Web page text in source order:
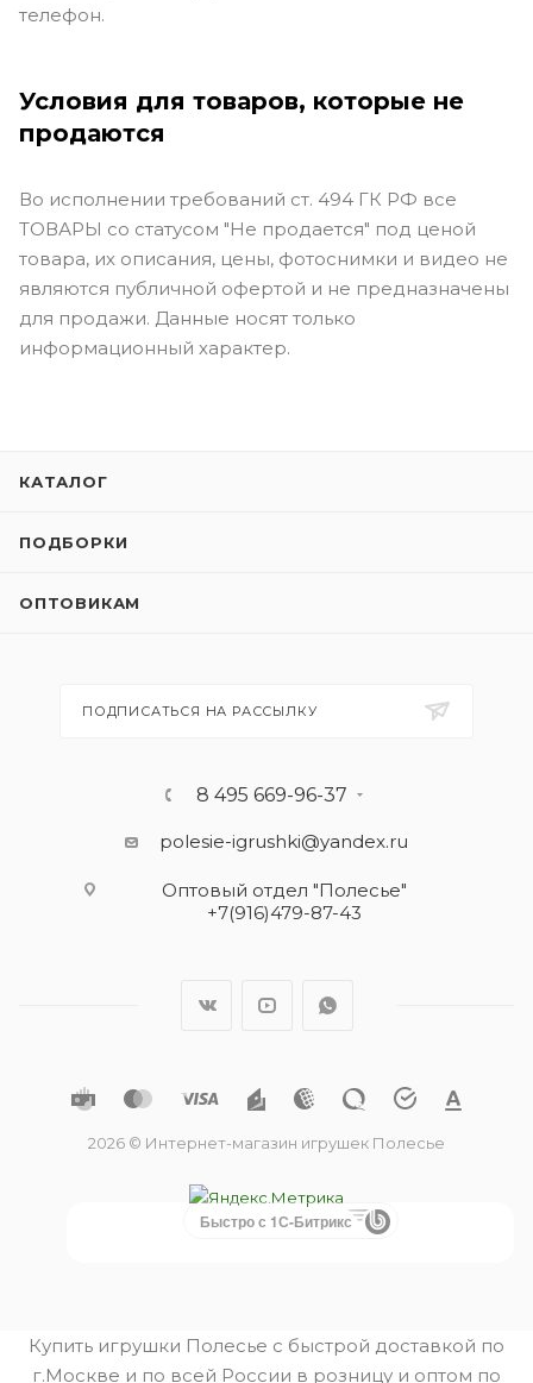
телефон.
Условия для товаров, которые не
продаются
Во исполнении требований ст. 494 ГК РФ все
ТОВАРЫ со статусом "Не продается" под ценой
товара, их описания, цены, фотоснимки и видео не
являются публичной офертой и не предназначены
для продажи. Данные носят только
информационный характер.
КАТАЛОГ
ПОДБОРКИ
ОПТОВИКАМ
ПОДПИСАТЬСЯ НА РАССЫЛКУ
8 495 669-96-37
polesie-igrushki@yandex.ru
Оптовый отдел "Полесье"
+7(916)479-87-43
2026 © Интернет-магазин игрушек Полесье
Быстро с 1С-Битрикс
Купить игрушки Полесье с быстрой доставкой по
г.Москве и по всей России в розницу и оптом по